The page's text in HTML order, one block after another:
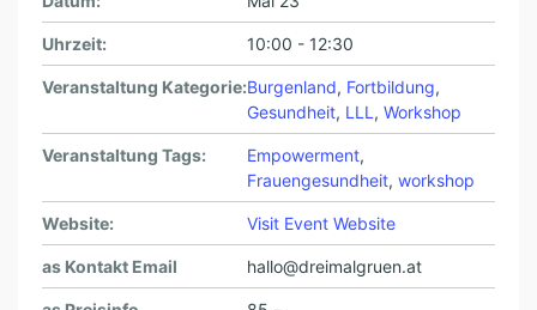
A
P
O
T
E
K
E
Uhrzeit: 10:00 - 12:30
Veranstaltung Kategorie:Burgenland, Fortbildung,
Gesundheit, LLL , Workshop
Veranstaltung Tags: Empowerment,
Frauengesundheit, workshop
Website: Visit Event Website
as Kontakt Email hallo@dreimalgruen.at